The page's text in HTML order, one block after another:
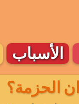
الأسباب
الحزمة؟